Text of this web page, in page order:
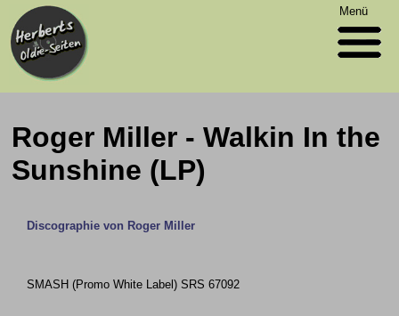
Menü
Roger Miller - Walkin In the
Sunshine (LP)
Discographie von Roger Miller
SMASH (Promo White Label) SRS 67092